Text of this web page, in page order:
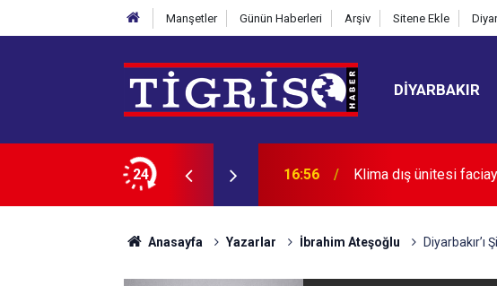
Manşetler Günün Haberleri Arşiv Sitene Ekle
DIYARBAKIR
24 16:56 NASA açıkladı:
Anasayfa Yazarlar İbrahim Ateşoğlu